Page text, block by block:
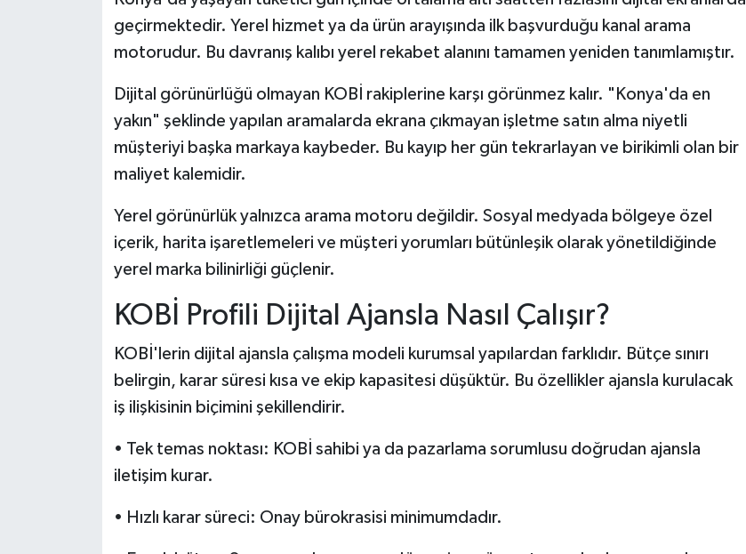
geçirmektedir. Yerel hizmet ya da ürün arayışında ilk başvurduğu kanal arama
motorudur. Bu davranış kalıbı yerel rekabet alanını tamamen yeniden tanımlamıştır.
Dijital görünürlüğü olmayan KOBİ rakiplerine karşı görünmez kalır. "Konya'da en
yakın" şeklinde yapılan aramalarda ekrana çıkmayan işletme satın alma niyetli
müşteriyi başka markaya kaybeder. Bu kayıp her gün tekrarlayan ve birikimli olan bir
maliyet kalemidir.
Yerel görünürlük yalnızca arama motoru değildir. Sosyal medyada bölgeye özel
içerik, harita işaretlemeleri ve müşteri yorumları bütünleşik olarak yönetildiğinde
yerel marka bilinirliği güçlenir.
KOBİ Profili Dijital Ajansla Nasıl Çalışır?
KOBİ'lerin dijital ajansla çalışma modeli kurumsal yapılardan farklıdır. Bütçe sınırı
belirgin, karar süresi kısa ve ekip kapasitesi düşüktür. Bu özellikler ajansla kurulacak
iş ilişkisinin biçimini şekillendirir.
• Tek temas noktası: KOBİ sahibi ya da pazarlama sorumlusu doğrudan ajansla
iletişim kurar.
• Hızlı karar süreci: Onay bürokrasisi minimumdadır.